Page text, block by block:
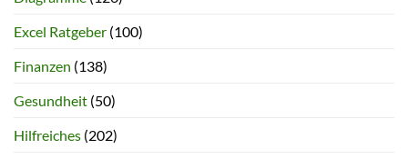
Excel Ratgeber (100)
Finanzen (138)
Gesundheit (50)
Hilfreiches (202)